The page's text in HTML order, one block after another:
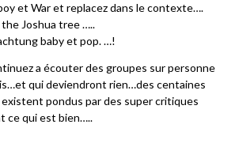
et War et replacez dans le contexte….
the Joshua tree …..
baby et pop. …!
a écouter des groupes sur personne
qui deviendront rien…des centaines
existent pondus par des super critiques
ce qui est bien…..